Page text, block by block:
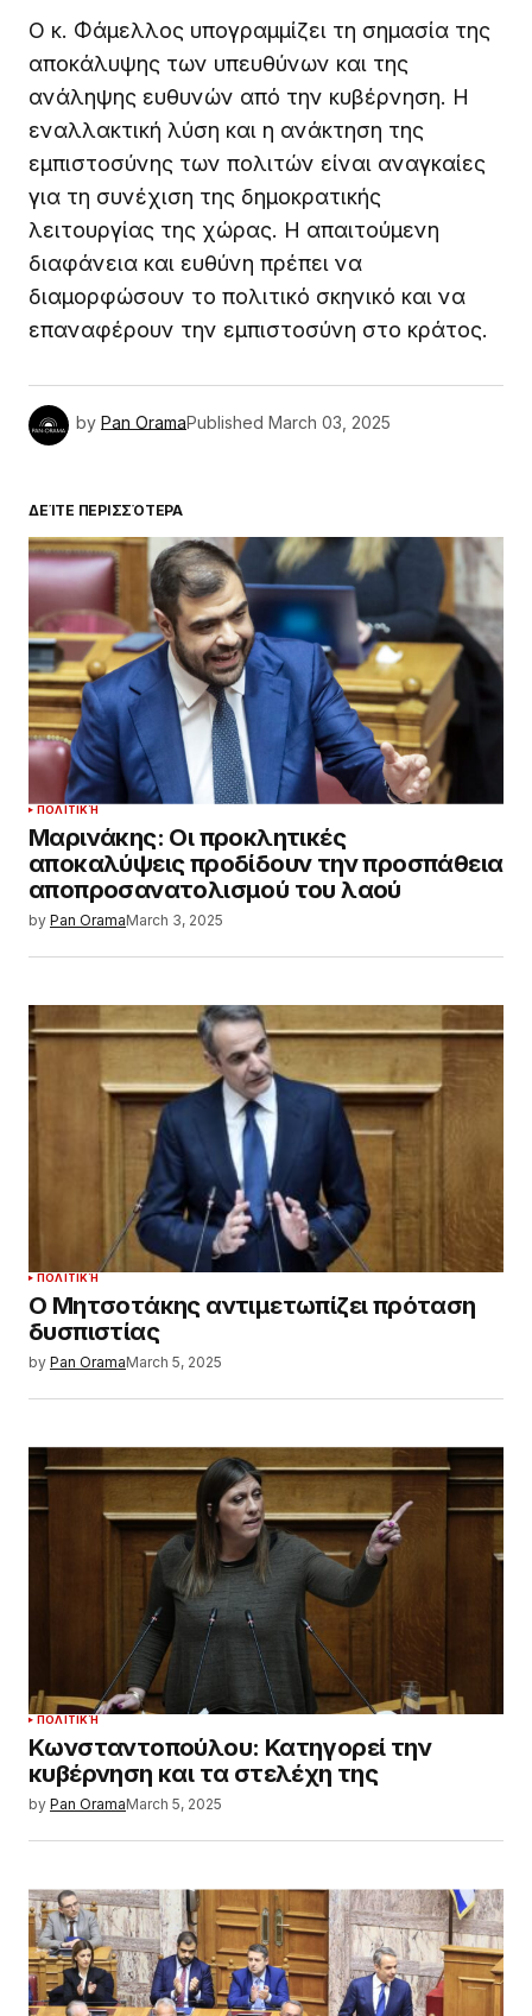
Ο κ. Φάμελλος υπογραμμίζει τη σημασία της
αποκάλυψης των υπευθύνων και της
ανάληψης ευθυνών από την κυβέρνηση. Η
εναλλακτική λύση και η ανάκτηση της
εμπιστοσύνης των πολιτών είναι αναγκαίες
για τη συνέχιση της δημοκρατικής
λειτουργίας της χώρας. Η απαιτούμενη
διαφάνεια και ευθύνη πρέπει να
διαμορφώσουν το πολιτικό σκηνικό και να
επαναφέρουν την εμπιστοσύνη στο κράτος.
by Pan OramaPublished March 03, 2025
ΔΕΊΤΕ ΠΕΡΙΣΣΌΤΕΡΑ
ΠΟΛΙΤΙΚΉ
Μαρινάκης: Οι προκλητικές
αποκαλύψεις προδίδουν την προσπάθεια
αποπροσανατολισμού του λαού
by Pan OramaMarch 3, 2025
ΠΟΛΙΤΙΚΉ
Ο Μητσοτάκης αντιμετωπίζει πρόταση
δυσπιστίας
by Pan OramaMarch 5, 2025
ΠΟΛΙΤΙΚΉ
Κωνσταντοπούλου: Κατηγορεί την
κυβέρνηση και τα στελέχη της
by Pan OramaMarch 5, 2025